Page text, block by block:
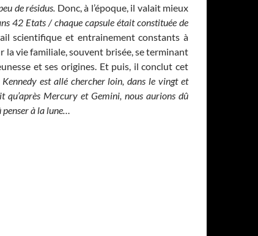
de résidus. Donc, à l’époque, il valait mieux
42 Etats / chaque capsule était constituée de
scientifique et entrainement constants à
la vie familiale, souvent brisée, se terminant
et ses origines. Et puis, il conclut cet
est allé chercher loin, dans le vingt et
qu’après Mercury et Gemini, nous aurions dû
penser à la lune…